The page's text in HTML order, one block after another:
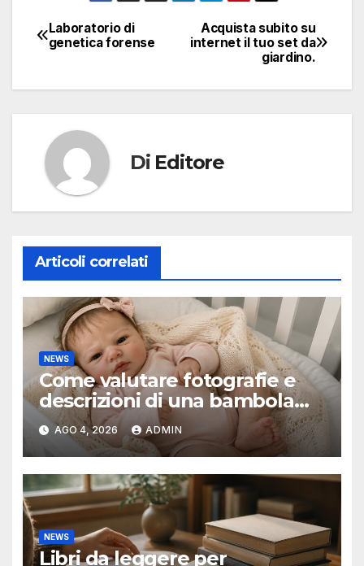
Navigazione
Acquista subito su
internet il tuo set da
giardino.
Laboratorio di
genetica forense
Di Editore
Articoli correlati
NEWS
Come valutare fotografie e
descrizioni di una bambola
reborn
AGO 4, 2026 ADMIN
NEWS
Libri da leggere per